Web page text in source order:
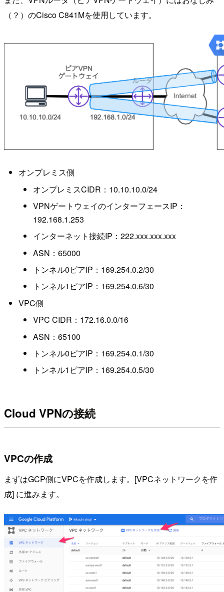
（？）のCisco C841Mを使用しています。
オンプレミス側
オンプレミスCIDR：10.10.10.0/24
VPNゲートウェイのインターフェースIP：
192.168.1.253
インターネット接続IP：222.xxx.xxx.xxx
ASN：65000
トンネル0ピアIP：169.254.0.2/30
トンネル1ピアIP：169.254.0.6/30
VPC側
VPC CIDR：172.16.0.0/16
ASN：65100
トンネル0ピアIP：169.254.0.1/30
トンネル1ピアIP：169.254.0.5/30
Cloud VPNの接続
VPCの作成
まずはGCP側にVPCを作成します。[VPCネットワークを作
成] に進みます。